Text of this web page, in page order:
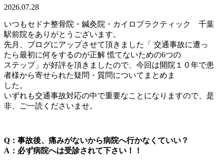
2026.07.28
いつもセドナ整骨院・鍼灸院・カイロプラクティック 千葉
駅前院をありがとうございます。
先月、ブログにアップさせて頂きました「 交通事故に遭っ
たら最初に何をするのが正解 慌てないための6つの
ステップ」が好評を頂きましたので、今回は開院１０年で患
者様から寄せられた疑問・質問についてまとめま
した。
いずれも交通事故対応の中で重要なことになりますので、是
非、ご一読くださいませ。
Q：事故後、痛みがないから病院へ行かなくていい？
A：必ず病院へは受診されて下さい！！